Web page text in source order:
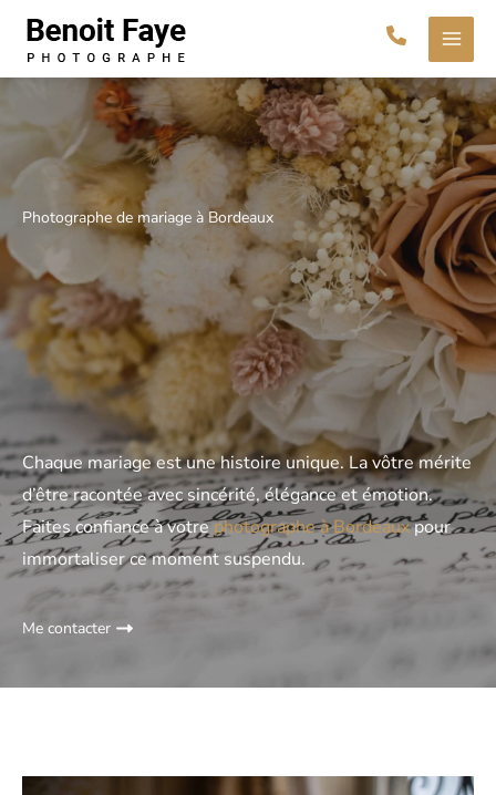
Photographe de mariage à Bordeaux
Chaque mariage est une histoire unique. La vôtre mérite
d’être racontée avec sincérité, élégance et émotion.
Faites confiance à votrephotographe à Bordeauxpour
immortaliser ce moment suspendu.
Me contacter